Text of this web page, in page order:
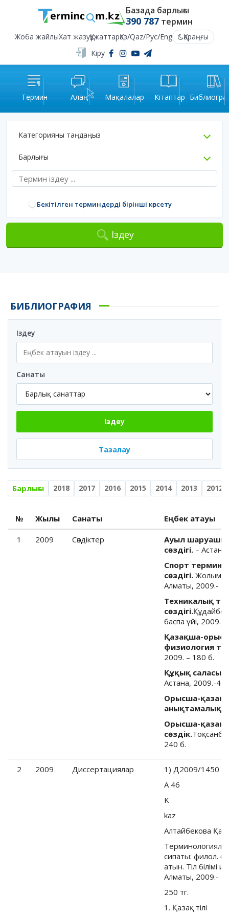
Базада барлығы
390 787термин
Жоба жайлыХат жазуҚұжаттарҚаз/Qaz/Рус/Eng
Қараңғы
Кіру
Термин Алаң Мақалалар Кітаптар
Категорияны таңдаңыз
Барлығы
Бекітілген терминдерді бірінші көрсету
Іздеу
БИБЛИОГРАФИЯ
Іздеу
Санаты
Іздеу
Тазалау
Барлығы 2018 2017 2016 2015 2014 2013 2012
№ Жылы Санаты Еңбек атауы
1 2009 Cөздіктер
Ауыл
сөздігі. –
Спорт
сөздігі.
Алматы, 2009.-
Техникалық
сөздігі.
баспа үйі, 2009.-
Қазақша-
физиология
2009. – 180 б.
Құқық
Астана, 2009.-
Орысша-
анықтамалық
Орысша-
сөздік.
240 б.
2 2009 Диссертациялар
1) Д2009/1450
А 46
K
kaz
Алтайбекова
сипаты: филол.
атын. Тiл бiлiмi
Алматы, 2009.-
250 тг.
1. Қазақ тiлi